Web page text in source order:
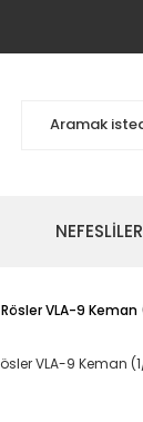
NEFESLİLER
Rösler VLA-9 Keman